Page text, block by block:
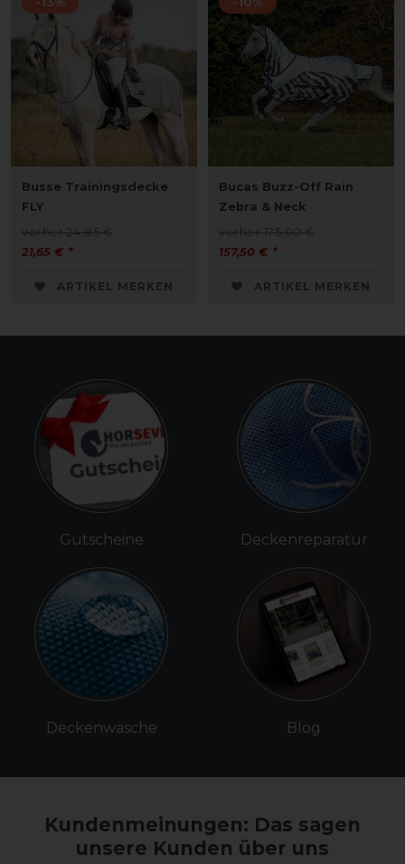
Busse Trainingsdecke
FLY
vorher 24,85 €
21,65 € *
ARTIKEL MERKEN
Bucas Buzz-Off Rain
Zebra & Neck
vorher 175,00 €
157,50 € *
ARTIKEL MERKEN
Gutscheine
Deckenwäsche
Deckenreparatur
Blog
Kundenmeinungen: Das sagen
unsere Kunden über uns